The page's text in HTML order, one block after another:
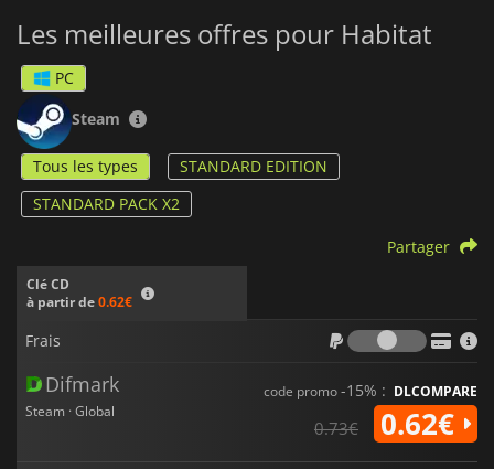
Les meilleures offres pour Habitat
PC
Steam
Tous les types
STANDARD EDITION
STANDARD PACK X2
Clé CD
à partir de0.62€
Partager
Frais
Frais
Difmark
Steam · Global
code promo-15% : DLCOMPARE
0.73€ 0.62€